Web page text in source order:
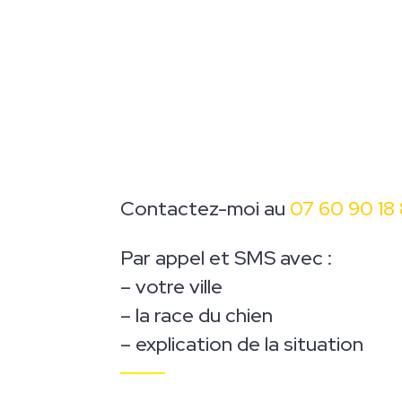
Contactez-moi au 07 60 90 18
Par appel etSMS avec :
– votre ville
– la race du chien
– explication de la situation